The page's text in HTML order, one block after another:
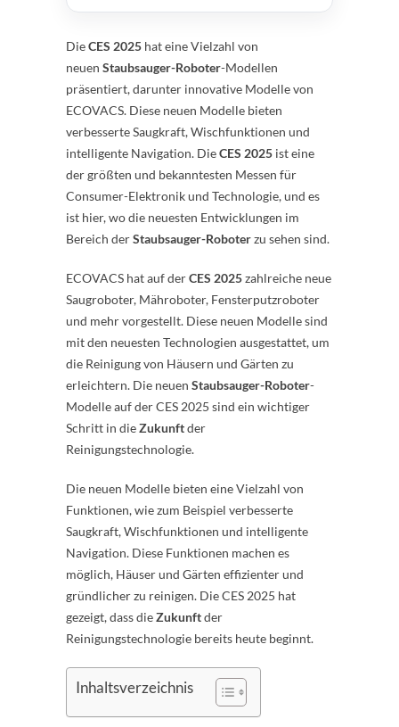
DieCES 2025 hat eine Vielzahl von
neuen Staubsauger-Roboter-Modellen
präsentiert, darunter innovative Modelle von
ECOVACS. Diese neuen Modelle bieten
verbesserte Saugkraft, Wischfunktionen und
intelligente Navigation. DieCES 2025 ist eine
der größten und bekanntesten Messen für
Consumer-Elektronik und Technologie, und es
ist hier, wo die neuesten Entwicklungen im
Bereich derStaubsauger-Roboterzu sehen sind.
ECOVACS hat auf derCES 2025zahlreiche neue
Saugroboter, Mähroboter, Fensterputzroboter
und mehr vorgestellt. Diese neuen Modelle sind
mit den neuesten Technologien ausgestattet, um
die Reinigung von Häusern und Gärten zu
erleichtern. Die neuen Staubsauger-Roboter-
Modelle auf der CES 2025 sind ein wichtiger
Schritt in dieZukunftder
Reinigungstechnologie.
Die neuen Modelle bieten eine Vielzahl von
Funktionen, wie zum Beispiel verbesserte
Saugkraft, Wischfunktionen und intelligente
Navigation. Diese Funktionen machen es
möglich, Häuser und Gärten effizienter und
gründlicher zu reinigen. Die CES 2025 hat
gezeigt, dass dieZukunftder
Reinigungstechnologie bereits heute beginnt.
Inhaltsverzeichnis